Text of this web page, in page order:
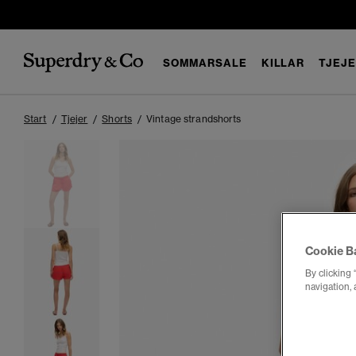
SOMMARSALE KILLAR
Start Tjejer Shorts Vintage strandshorts
Cookie
By clicking
navigation,